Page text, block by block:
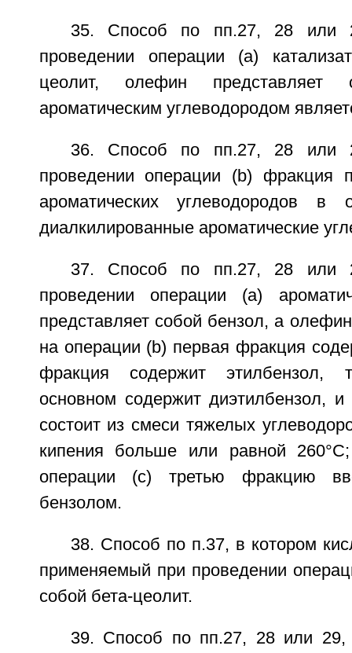
35. Способ по пп.27, 28 или
проведении операции (а)
цеолит, олефин
ароматическим углеводородом
36. Способ по пп.27, 28 или
проведении операции (b) фракция
ароматических углеводородов в
диалкилированные ароматические
37. Способ по пп.27, 28 или
проведении операции (а)
представляет собой бензол, а
на операции (b) первая фракция
фракция содержит этилбензол,
основном содержит диэтилбензол,
состоит из смеси тяжелых
кипения больше или равной
операции (с) третью фракцию
бензолом.
38. Способ по п.37, в котором
применяемый при проведении
собой бета-цеолит.
39. Способ по пп.27, 28 или 29,